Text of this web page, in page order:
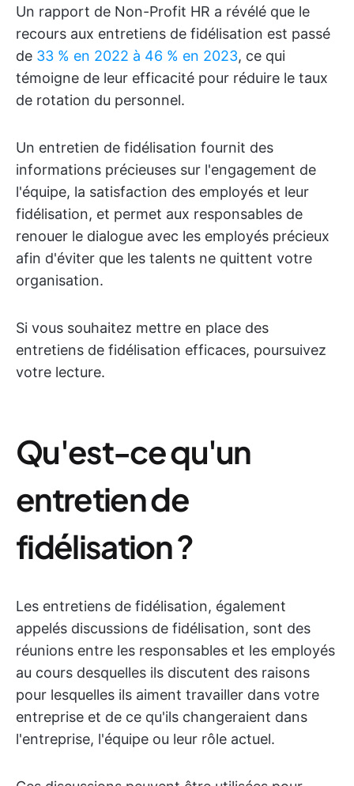
Un rapport de Non-Profit HR a révélé que le
recours aux entretiens de fidélisation est passé
de 33 % en 2022 à 46 % en 2023, ce qui
témoigne de leur efficacité pour réduire le taux
de rotation du personnel.
Un entretien de fidélisation fournit des
informations précieuses sur l'engagement de
l'équipe, la satisfaction des employés et leur
fidélisation, et permet aux responsables de
renouer le dialogue avec les employés précieux
afin d'éviter que les talents ne quittent votre
organisation.
Si vous souhaitez mettre en place des
entretiens de fidélisation efficaces, poursuivez
votre lecture.
Qu'est-ce qu'un
entretien de
fidélisation ?
Les entretiens de fidélisation, également
appelés discussions de fidélisation, sont des
réunions entre les responsables et les employés
au cours desquelles ils discutent des raisons
pour lesquelles ils aiment travailler dans votre
entreprise et de ce qu'ils changeraient dans
l'entreprise, l'équipe ou leur rôle actuel.